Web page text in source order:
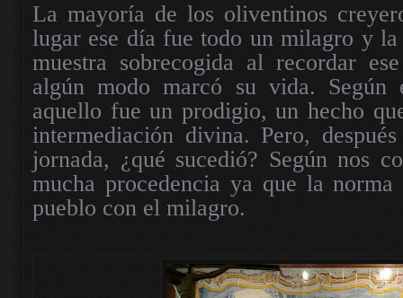
La mayoría de los oliventinos
lugar ese día fue todo un milagro y la
muestra sobrecogida al recordar
algún modo marcó su vida.
aquello fue un prodigio, un hecho
intermediación divina. Pero,
jornada, ¿qué sucedió? Según nos
mucha procedencia ya que la
pueblo con el milagro.